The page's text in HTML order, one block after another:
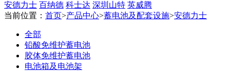
安德力士 百纳德 科士达 深圳山特 英威腾
当前位置： 首页>产品中心>蓄电池及配套设施>安德力士
全部
铅酸免维护蓄电池
胶体免维护蓄电池
电池箱及电池架